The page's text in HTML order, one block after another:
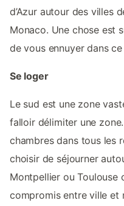
d’Azur autour des villes
Monaco. Une chose est
de vous ennuyer dans
Se loger
Le sud est une zone
falloir délimiter une
chambres dans tous les
choisir de séjourner
Montpellier ou Toulouse
compromis entre ville et